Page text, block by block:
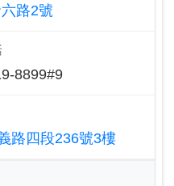
路2號
8899#9
路四段236號3樓